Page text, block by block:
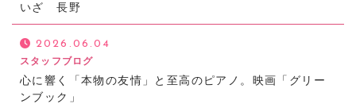
いざ 長野
2026.06.04
スタッフブログ
心に響く「本物の友情」と至高のピアノ。映画「グリー
ンブック」